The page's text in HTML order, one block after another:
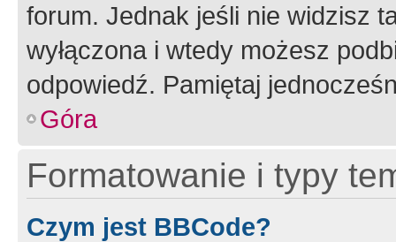
forum. Jednak jeśli nie widzisz
wyłączona i wtedy możesz
odpowiedź. Pamiętaj
Góra
Formatowanie i typy
Czym jest BBCode?